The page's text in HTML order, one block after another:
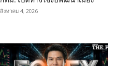
สิงหาคม 4, 2026